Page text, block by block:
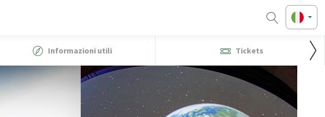
Informazioni utili Tickets